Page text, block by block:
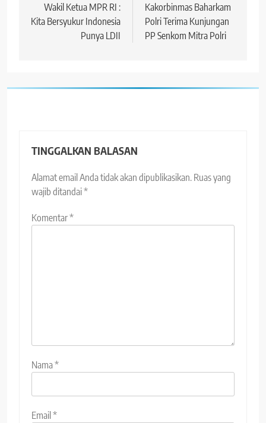
posWakil Ketua MPR RI :
Kita Bersyukur Indonesia
Punya LDII
Kakorbinmas Baharkam
Polri Terima Kunjungan
PP Senkom Mitra Polri
TINGGALKAN BALASAN
Alamat email Anda tidak akan dipublikasikan. Ruas yang
wajib ditandai*
Komentar*
Nama*
Email *